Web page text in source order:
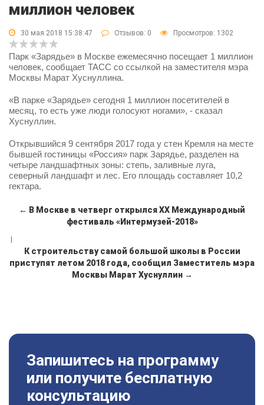
миллион человек
30 мая 2018 15:38:47 Отзывов: 0 Просмотров: 1302
Парк «Зарядье» в Москве ежемесячно посещает 1 миллион
человек, сообщает ТАСС со ссылкой на заместителя мэра
Москвы Марат Хуснуллина.
«В парке «Зарядье» сегодня 1 миллион посетителей в
месяц, то есть уже люди голосуют ногами», - сказал
Хуснуллин.
Открывшийся 9 сентября 2017 года у стен Кремля на месте
бывшей гостиницы «Россия» парк Зарядье, разделен на
четыре ландшафтных зоны: степь, заливные луга,
северный ландшафт и лес. Его площадь составляет 10,2
гектара.
← В Москве в четверг открылся XX Международный
фестиваль «Интермузей-2018»
К строительству самой большой школы в России
приступят летом 2018 года, сообщил Заместитель мэра
Москвы Марат Хуснуллин →
Запишитесь на программу
или получите бесплатную
консультацию